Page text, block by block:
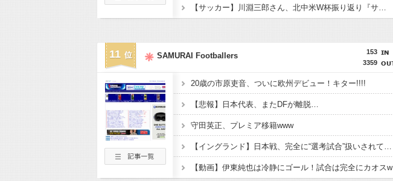
【サッカー】川淵三郎さん、北中米W杯振り返り『サッカーに幻滅した人多いのでは…』審判や汚いプレーに怒り…
11
153
3359
SAMURAI Footballers
20歳の市原吏音、ついに欧州デビュー！キター!!!!
【悲報】日本代表、またDFが離脱…
守田英正、プレミア移籍www
【イングランド】日本戦、完全に“選考試合”扱いされている可能性
【動画】伊東純也は冷静にゴール！試合は完全にカオスw